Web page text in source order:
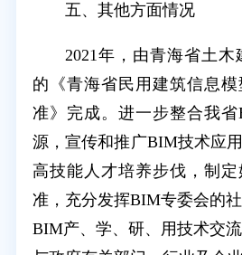
五、其他方面情况
2021年，由青海省土木
的《青海省民用建筑信息
准》完成。进一步整合我
源，宣传和推广BIM技术应
高技能人才培养步伐，制
准，充分发挥BIM专委会的
BIM产、学、研、用技术交